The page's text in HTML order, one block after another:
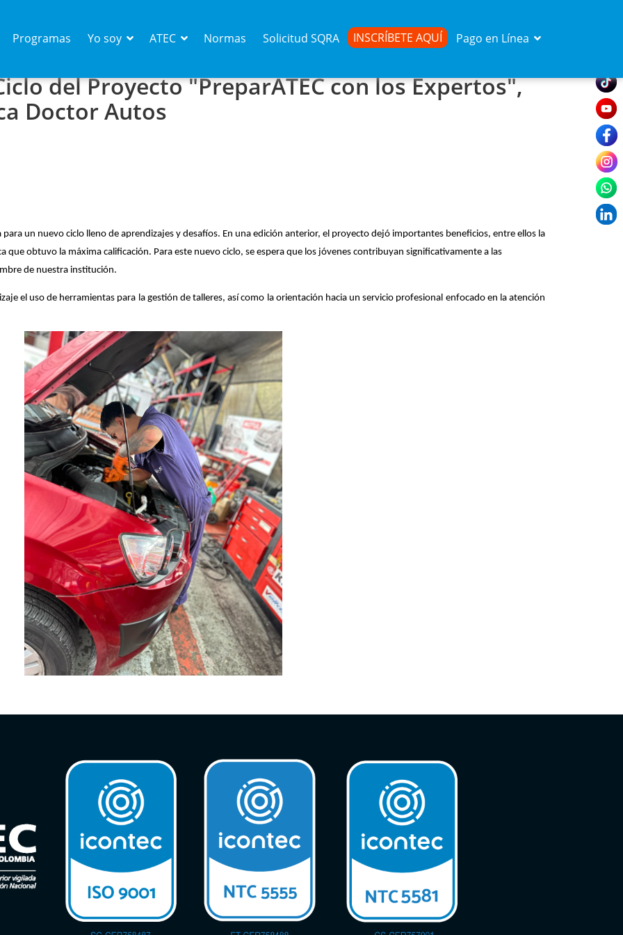
Programas Yo soy ATEC Normas Solicitud SQRA INSCRÍBETE AQUÍ Pago en Línea
del Proyecto "PreparATEC con los Expertos",
Doctor Autos
para un nuevo ciclo lleno de aprendizajes y desafíos. En una edición anterior, el proyecto dejó importantes beneficios, entre ellos la
obtuvo la máxima calificación. Para este nuevo ciclo, se espera que los jóvenes contribuyan significativamente a las
de nuestra institución.
el uso de herramientas para la gestión de talleres, así como la orientación hacia un servicio profesional enfocado en la atención